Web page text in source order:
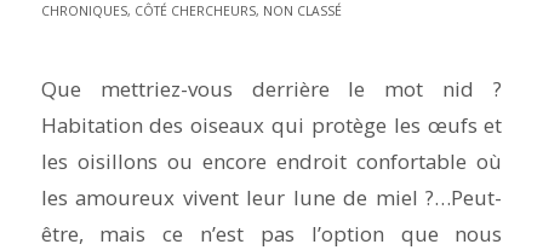
CHRONIQUES, CÔTÉ CHERCHEURS, NON CLASSÉ
Que mettriez-vous derrière le mot nid ?
Habitation des oiseaux qui protège les œufs et
les oisillons ou encore endroit confortable où
les amoureux vivent leur lune de miel ?…Peut-
être, mais ce n’est pas l’option que nous